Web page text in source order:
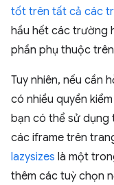
tốt trên tất cả các
hầu hết các trường
phần phụ thuộc
Tuy nhiên, nếu cần
có nhiều quyền
bạn có thể sử dụng
các iframe trên
lazysizes là một
thêm các tuỳ chọn